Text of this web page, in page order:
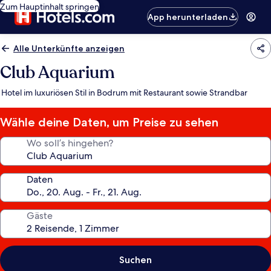
Zum Hauptinhalt springen
App herunterladen
Alle Unterkünfte anzeigen
Club Aquarium
Hotel im luxuriösen Stil in Bodrum mit Restaurant sowie Strandbar
Wähle deine Daten, um Preise zu sehen
Wo soll’s hingehen?
Daten
Gäste
Suchen